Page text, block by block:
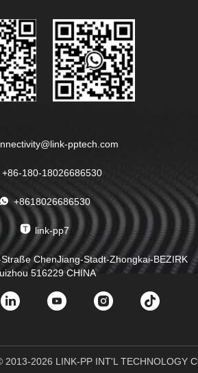
pptech.com
+86-180-18026686530
+8618026686530
link-pp7
ChenJiang-Stadt-Zhongkai-BEZIRK
516229 CHINA
2026 LINK-PP INT'L TECHNOLOGY